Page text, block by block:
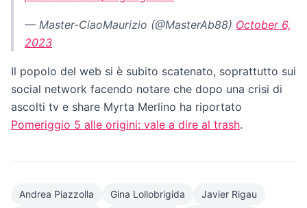
— Master-CiaoMaurizio (@MasterAb88) October 6,
2023
Il popolo del web si è subito scatenato, soprattutto sui
social network facendo notare che dopo una crisi di
ascolti tv e share Myrta Merlino ha riportato
Pomeriggio 5 alle origini: vale a dire al trash.
Andrea Piazzolla Gina Lollobrigida
Javier Rigau